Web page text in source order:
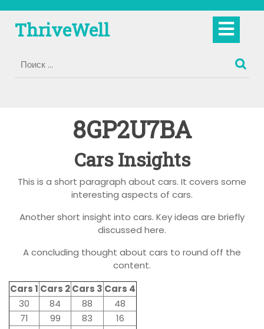
содержимому
ThriveWell
8GP2U7BA
Cars Insights
This is a short paragraph about cars. It covers some
interesting aspects of cars.
Another short insight into cars. Key ideas are briefly
discussed here.
A concluding thought about cars to round off the
content.
Cars 1 Cars 2Cars 3 Cars 4
30
84 88
48
71
99 83
16